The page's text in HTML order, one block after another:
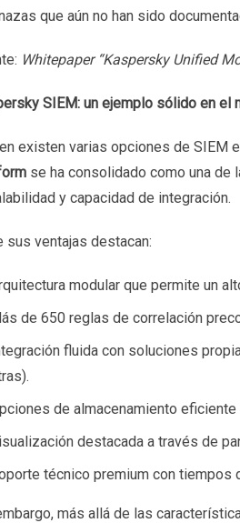
que aún no han sido
Whitepaper “Kaspersky Unified
SIEM: un ejemplo sólido en el
existen varias opciones de SIEM
se ha consolidado como una
y capacidad de integración.
sus ventajas destacan:
modular que permite un
de 650 reglas de correlación
fluida con soluciones
de almacenamiento
destacada a través de
técnico premium con
más allá de las